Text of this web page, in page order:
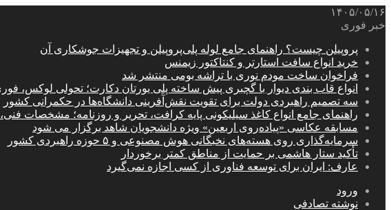
۱۴۰۵/۰۵/۱۶
خبر فوری
پروپیلن چیست؟ راهنمای جامع لوله پلی‌پروپیلن و تجهیزات جوشکاری آن
خرید انواع سافت استارتر و کنتاکتور زیمنس
فراخوان ساخت مودم نوری با تراشه بومی منتشر شد
انواع قاب بندی دیوار با گچبری پیش ساخته پلی یورتان دکارت؛ تحولی لوکس،
سه تصمیم راهبردی دولت برای تقویت نقش‌آفرینی دانشگاه‌ها در حکمرانی کشور
راهنمای جامع انواع کاغذ سیلیکونی پایه کرافت، تحریر و روزنامه؛ مشخصات
مسابقه عکاسی «پیاده‌روی اربعین» ویژه دانشجویان شاهد برگزار می شود
سرمایه‌گذاری روی هسته‌های نخبگانی هوش مصنوعی و ۵ حوزه راهبردی کشور
تأکید ستار هاشمی بر حمایت از مناطق کمتر برخوردار
عارف: ایران برای توسعه فناوری از کسی اجازه نمی‌گیرد
ورود
نوشته تصادفی